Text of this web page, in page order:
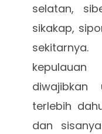
selatan,
sikakap,
diwajibkan
terlebih
dan